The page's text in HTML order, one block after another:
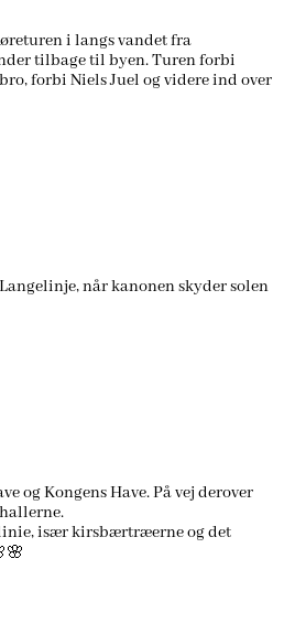
i langs vandet fra
tilbage til byen. Turen forbi
forbi Niels Juel og videre ind over
når kanonen skyder solen
og Kongens Have. På vej derover
især kirsbærtræerne og det